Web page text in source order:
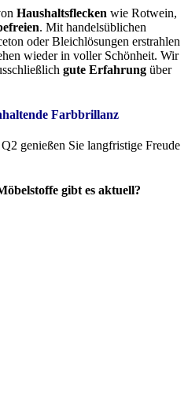
Haushaltsflecken wie Rotwein,
. Mit handelsüblichen
oder Bleichlösungen erstrahlen
wieder in voller Schönheit. Wir
gute Erfahrung über
Farbbrillanz
genießen Sie langfristige Freude
gibt es aktuell?